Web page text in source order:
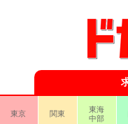
東京 関東
東海
中部